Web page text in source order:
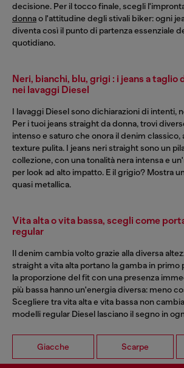
decisione. Per il tocco finale, scegli
donnao l'attitudine degli stivali biker: ogni
diventa così il punto di partenza essenziale
quotidiano.
Neri, bianchi, blu, grigi : i jeans a taglio
nei lavaggi Diesel
I lavaggi Diesel sono dichiarazioni di intenti,
Per i tuoi jeans straight da donna, trovi
intenso e saturo che onora il denim classico,
texture pulita. I jeans neri straight sono un
collezione, con una tonalità nera intensa e
per look ad alto impatto. E il grigio? Mostra
quasi metallica.
Vita alta o vita bassa, scegli come
regular
Il denim cambia volto grazie alla diversa
straight a vita alta portano la gamba in primo
la proporzione del fit con una presenza
più bassa hanno un'energia diversa: meno
Scegliere tra vita alta e vita bassa non
modelli regular Diesel lasciano il segno in
Giacche Scarpe